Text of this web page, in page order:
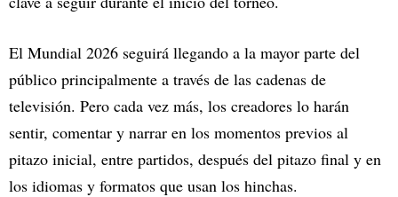
El Mundial 2026 seguirá llegando a la mayor parte del
público principalmente a través de las cadenas de
televisión. Pero cada vez más, los creadores lo harán
sentir, comentar y narrar en los momentos previos al
pitazo inicial, entre partidos, después del pitazo final y en
los idiomas y formatos que usan los hinchas.